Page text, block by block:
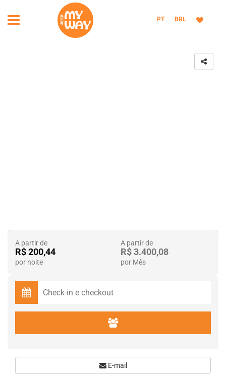
PT BRL
A partir de
R$ 200,44
por noite
A partir de
R$ 3.400,08
por Mês
E-mail